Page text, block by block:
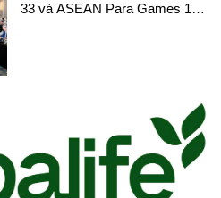
33 và ASEAN Para Games 13